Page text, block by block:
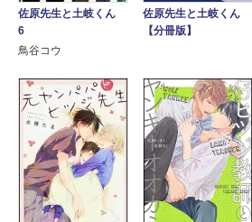
佐原先生と土岐くん
6
鳥谷コウ
佐原先生と土岐くん
【分冊版】